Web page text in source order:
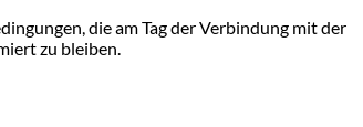
die am Tag der Verbindung mit der
zu bleiben.